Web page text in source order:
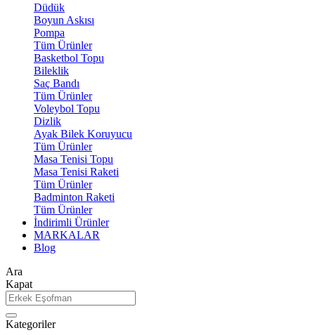
Düdük
Boyun Askısı
Pompa
Tüm Ürünler
Basketbol Topu
Bileklik
Saç Bandı
Tüm Ürünler
Voleybol Topu
Dizlik
Ayak Bilek Koruyucu
Tüm Ürünler
Masa Tenisi Topu
Masa Tenisi Raketi
Tüm Ürünler
Badminton Raketi
Tüm Ürünler
İndirimli Ürünler
MARKALAR
Blog
Ara
Kapat
Kategoriler